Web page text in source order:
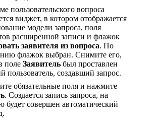
пользовательского вопроса
виджет, в котором отображается
модели запроса, поля
расширенной записи и флажок
заявителя из вопроса. По
флажок выбран. Снимите его,
поле Заявитель был проставлен
пользователь, создавший запрос.
обязательные поля и нажмите
. Создается запись запроса, на
будет совершен автоматический